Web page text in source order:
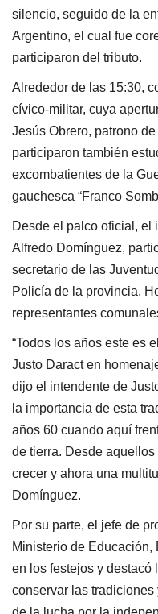
silencio, seguido de la
Argentino, el cual fue
participaron del tributo.
Alrededor de las 15:30,
cívico-militar, cuya
Jesús Obrero, patrono
participaron también
excombatientes de la
gauchesca “Franco
Desde el palco oficial, el
Alfredo Domínguez,
secretario de las
Policía de la provincia,
representantes
“Todos los años este es
Justo Daract en
dijo el intendente de
la importancia de esta
años 60 cuando aquí
de tierra. Desde
crecer y ahora una
Domínguez.
Por su parte, el jefe de
Ministerio de Educación,
en los festejos y destacó
conservar las